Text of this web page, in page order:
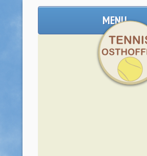
MENU